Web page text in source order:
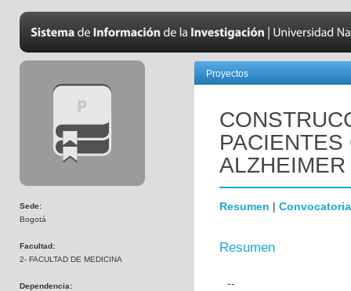
Sede:
Bogotá
Facultad:
2- FACULTAD DE MEDICINA
Dependencia:
Proyectos
ALZHEIMER
Resumen | Convocatoria
Resumen
--